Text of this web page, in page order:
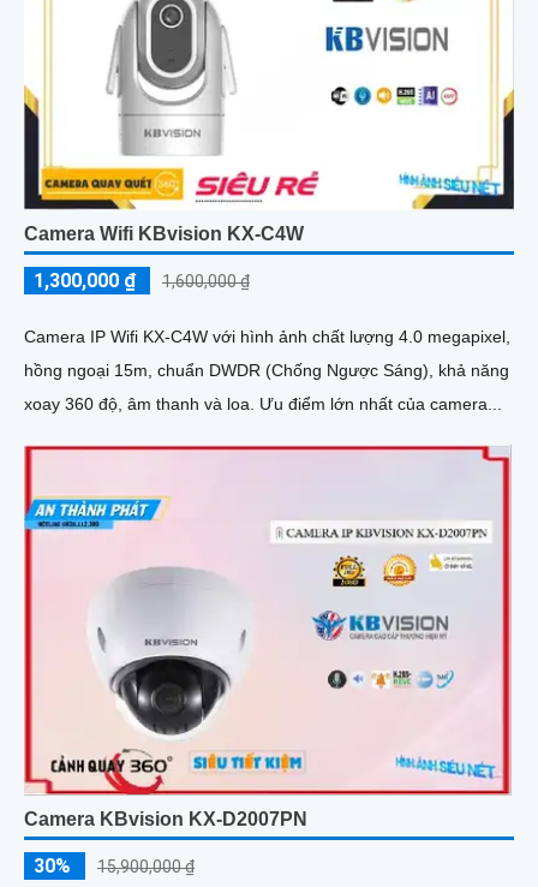
Camera Wifi KBvision KX-C4W
1,300,000 ₫ 1,600,000 ₫
Camera IP Wifi KX-C4W với hình ảnh chất lượng 4.0 megapixel,
hồng ngoại 15m, chuẩn DWDR (Chống Ngược Sáng), khả năng
xoay 360 độ, âm thanh và loa. Ưu điểm lớn nhất của camera...
Camera KBvision KX-D2007PN
30% 15,900,000 ₫